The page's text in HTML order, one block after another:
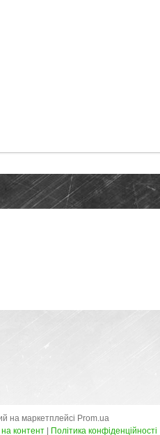
на маркетплейсі Prom.ua
контент Політика конфіденційності